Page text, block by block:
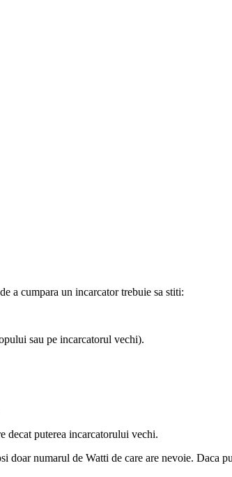
a cumpara un incarcator trebuie sa stiti:
sau pe incarcatorul vechi).
decat puterea incarcatorului vechi.
numarul de Watti de care are nevoie. Daca